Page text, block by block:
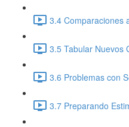
3.4 Comparaciones
3.5 Tabular Nuevos
3.6 Problemas con
3.7 Preparando